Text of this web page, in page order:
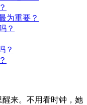
为重要？
？
？
醒来。不用看时钟，她